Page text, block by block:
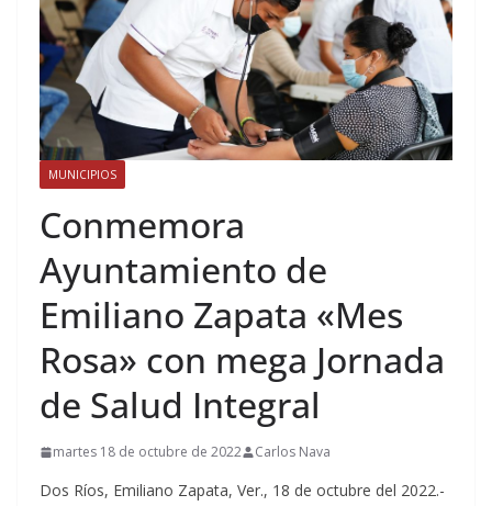
MUNICIPIOS
Conmemora
Ayuntamiento de
Emiliano Zapata «Mes
Rosa» con mega Jornada
de Salud Integral
martes 18 de octubre de 2022 Carlos Nava
Dos Ríos, Emiliano Zapata, Ver., 18 de octubre del 2022.-